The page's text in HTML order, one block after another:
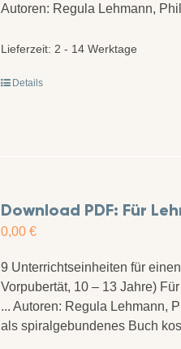
Autoren: Regula Lehmann,
Lieferzeit: 2 - 14 Werktage
Details
Download PDF: Für
0,00 €
9 Unterrichtseinheiten für
Vorpubertät, 10 – 13 Jahre)
... Autoren: Regula Lehmann,
als spiralgebundenes Buch